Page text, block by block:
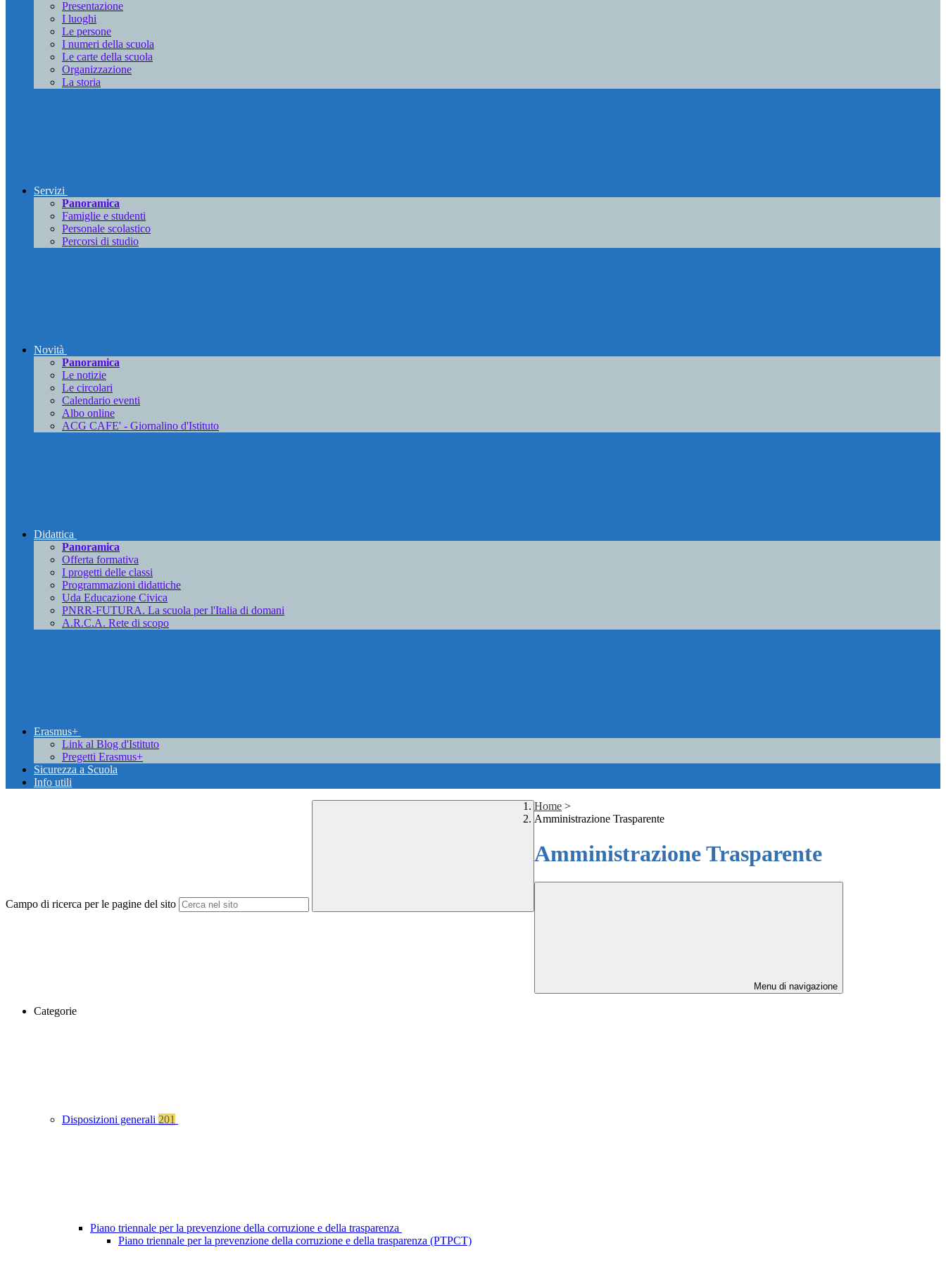
Presentazione
I luoghi
Le persone
I numeri della scuola
Le carte della scuola
Organizzazione
La storia
Servizi
Panoramica
Famiglie e studenti
Personale scolastico
Percorsi di studio
Novità
Panoramica
Le notizie
Le circolari
Calendario eventi
Albo online
ACG CAFE' - Giornalino d'Istituto
Didattica
Panoramica
Offerta formativa
I progetti delle classi
Programmazioni didattiche
Uda Educazione Civica
PNRR-FUTURA. La scuola per l'Italia di domani
A.R.C.A. Rete di scopo
Erasmus+
Link al Blog d'Istituto
Pregetti Erasmus+
Sicurezza a Scuola
Info utili
Campo di ricerca per le pagine del sito
Home >
Amministrazione Trasparente
Amministrazione Trasparente
Menu di navigazione
Categorie
Disposizioni generali 201
Piano triennale per la prevenzione della corruzione e della trasparenza
Piano triennale per la prevenzione della corruzione e della trasparenza (PTPCT)